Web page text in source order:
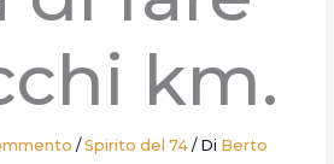
km.
/Spirito del 74/ Di Berto